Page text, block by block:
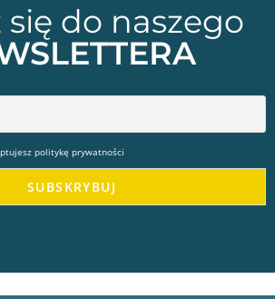
się do naszego
politykę prywatności